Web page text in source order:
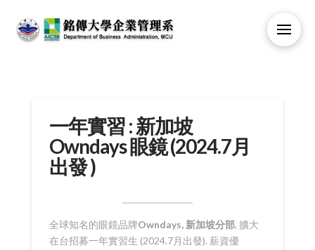
一年實習 : 新加坡
Owndays 眼鏡 (2024.7月
出發 )
全球知名的眼鏡品牌Owndays, 新加坡分部, 擴大
在台招募一年實習生 (2024.7月出發). 薪資優